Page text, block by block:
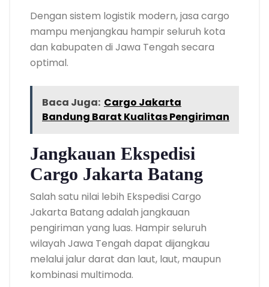
Dengan sistem logistik modern, jasa cargo
mampu menjangkau hampir seluruh kota
dan kabupaten di Jawa Tengah secara
optimal.
Baca Juga: Cargo Jakarta
Bandung Barat Kualitas Pengiriman
Jangkauan Ekspedisi
Cargo Jakarta Batang
Salah satu nilai lebih Ekspedisi Cargo
Jakarta Batang adalah jangkauan
pengiriman yang luas. Hampir seluruh
wilayah Jawa Tengah dapat dijangkau
melalui jalur darat dan laut, laut, maupun
kombinasi multimoda.